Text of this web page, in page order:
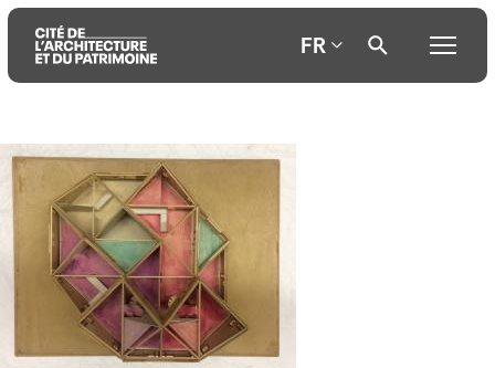
Aller
au
contenu
principal
Aller
au
menu
principal
Aller
recherche
FR